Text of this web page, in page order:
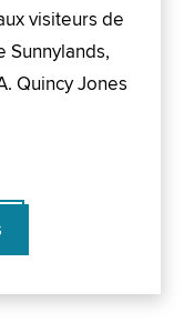
visiteurs de
Quincy Jones